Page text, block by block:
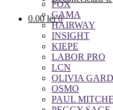
0.00lei 0
FOX
GAMA
HAIRWAY
INSIGHT
KIEPE
LABOR PRO
LCN
OLIVIA
OSMO
PAUL